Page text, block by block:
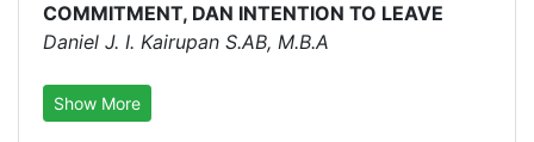
COMMITMENT, DAN INTENTION TO LEAVE
Daniel J. I. Kairupan S.AB, M.B.A
Show More